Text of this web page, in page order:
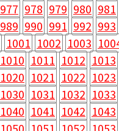
977 978 979 980 981
989 990 991 992 993
1001 1002 1003
1010 1011 1012 1013
1020 1021 1022 1023
1030 1031 1032 1033
1040 1041 1042 1043